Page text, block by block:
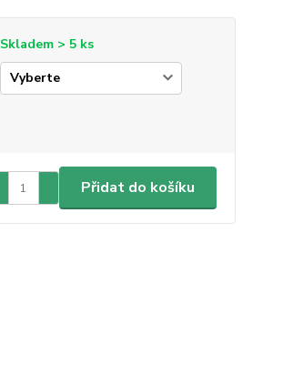
Skladem > 5 ks
Přidat do košíku